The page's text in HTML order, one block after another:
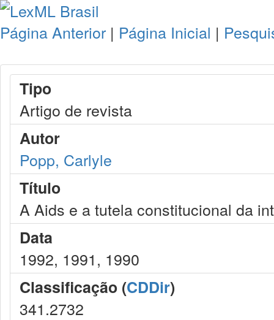
Página Anterior | Página Inicial |
Tipo
Artigo de revista
Autor
Popp, Carlyle
Título
A Aids e a tutela constitucional da
Data
1992, 1991, 1990
Classificação (CDDir)
341.2732